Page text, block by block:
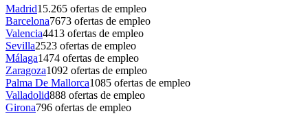
Madrid15.265 ofertas de empleo
Barcelona7673 ofertas de empleo
Valencia4413 ofertas de empleo
Sevilla2523 ofertas de empleo
Málaga1474 ofertas de empleo
Zaragoza1092 ofertas de empleo
Palma De Mallorca1085 ofertas de empleo
Valladolid888 ofertas de empleo
Girona796 ofertas de empleo